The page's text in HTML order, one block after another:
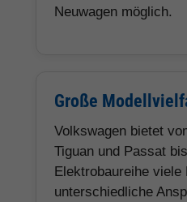
Neuwagen möglich.
Große
Volkswagen bietet
Tiguan und Passat
Elektrobaureihe viele
unterschiedliche